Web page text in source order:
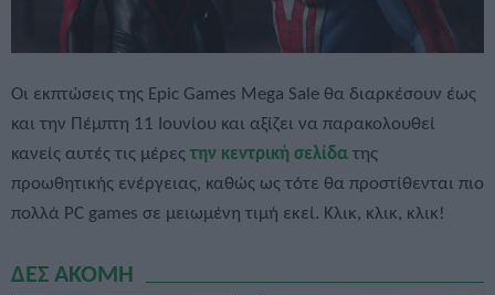
Οι εκπτώσεις της Epic Games Mega Sale θα διαρκέσουν έως
και την Πέμπτη 11 Ιουνίου και αξίζει να παρακολουθεί
κανείς αυτές τις μέρες την κεντρική σελίδα της
προωθητικής ενέργειας, καθώς ως τότε θα προστίθενται πιο
πολλά PC games σε μειωμένη τιμή εκεί. Κλικ, κλικ, κλικ!
ΔΕΣ ΑΚΟΜΗ